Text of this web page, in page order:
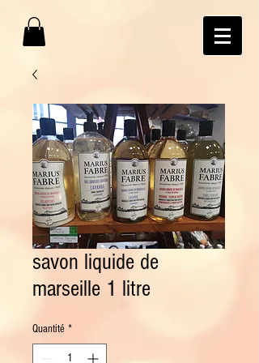
savon liquide de
marseille 1 litre
Quantité *